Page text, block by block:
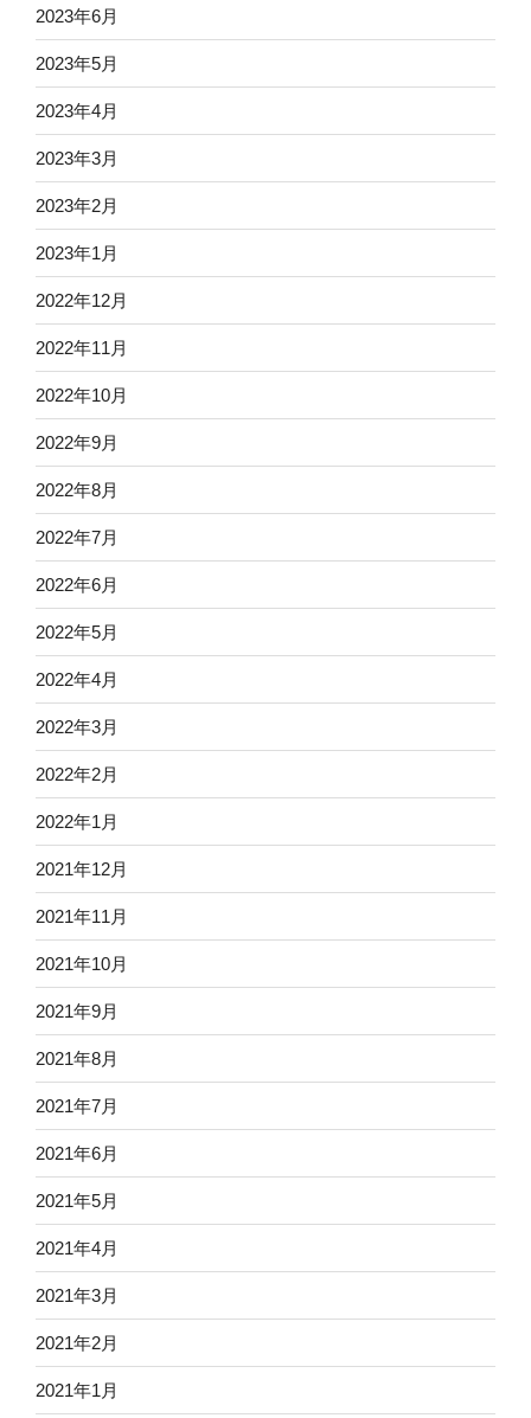
2023年6月
2023年5月
2023年4月
2023年3月
2023年2月
2023年1月
2022年12月
2022年11月
2022年10月
2022年9月
2022年8月
2022年7月
2022年6月
2022年5月
2022年4月
2022年3月
2022年2月
2022年1月
2021年12月
2021年11月
2021年10月
2021年9月
2021年8月
2021年7月
2021年6月
2021年5月
2021年4月
2021年3月
2021年2月
2021年1月